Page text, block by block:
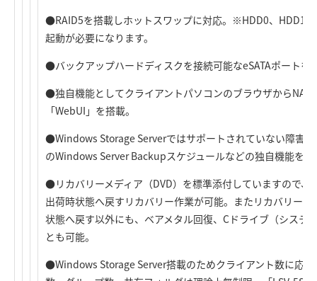
●RAID5を搭載しホットスワップに対応。※HDD0、HDD1
起動が必要になります。
●バックアップハードディスクを接続可能なeSATAポートを
●独自機能としてクライアントパソコンのブラウザからNAS
「WebUI」を搭載。
●Windows Storage Serverではサポートされていない障害
のWindows Server Backupスケジュールなどの独自機能を
●リカバリーメディア（DVD）を標準添付していますので、
出荷時状態へ戻すリカバリー作業が可能。またリカバリー
状態へ戻す以外にも、ベアメタル回復、Cドライブ（システ
とも可能。
●Windows Storage Server搭載のためクライアント数に応